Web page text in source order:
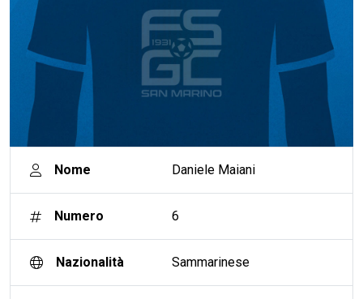
Nome Daniele Maiani
Numero 6
Nazionalità Sammarinese